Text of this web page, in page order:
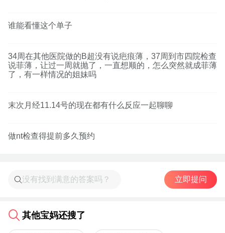
谁能看懂这个单子
34周在其他医院做的B超没有说疤痕薄，37周到市四院检查
说菲薄，让过一周就抛了，一直想顺的，怎么突然就成菲薄
了，有一样情况的姐妹吗
末次月经11.14号的现在都有什么反应一起聊聊
做nt检查得提前多久预约
立即提问
其他宝妈还搜了